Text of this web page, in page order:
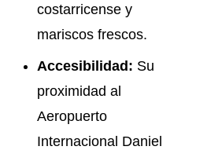
costarricense y
mariscos frescos.
Accesibilidad: Su
proximidad al
Aeropuerto
Internacional Daniel